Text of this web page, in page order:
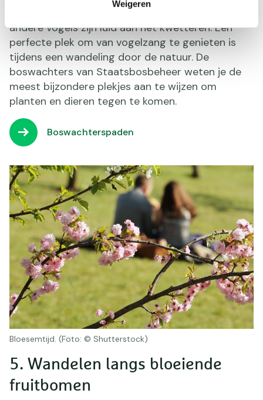
Weigeren
om hun zang te laten horen. Maar ook veel
andere vogels zijn luid aan het kwetteren. Een
perfecte plek om van vogelzang te genieten is
tijdens een wandeling door de natuur. De
boswachters van Staatsbosbeheer weten je de
meest bijzondere plekjes aan te wijzen om
planten en dieren tegen te komen.
Boswachterspaden
5. Wandelen langs bloeiende
fruitbomen
Bloesemtijd. (Foto: © Shutterstock)